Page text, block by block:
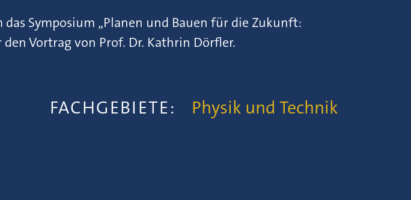
Symposium „Planen und Bauen für die Zukunft:
Vortrag von Prof. Dr. Kathrin Dörfler.
FACHGEBIETE: Physik und Technik